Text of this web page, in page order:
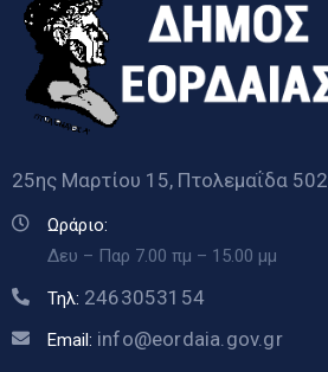
25ης Μαρτίου 15, Πτολεμαΐδα
Ωράριο:
Δευ – Παρ 7.00 πμ – 15.00 μμ
Τηλ: 2463053154
Email: info@eordaia.gov.gr